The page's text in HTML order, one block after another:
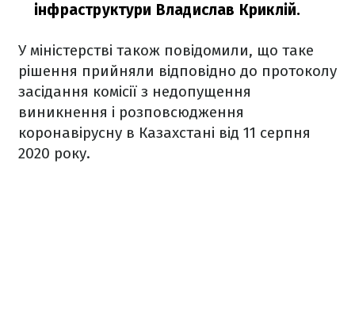
інфраструктури Владислав Криклій.
У міністерстві також повідомили, що таке
рішення прийняли відповідно до протоколу
засідання комісії з недопущення
виникнення і розповсюдження
коронавірусну в Казахстані від 11 серпня
2020 року.